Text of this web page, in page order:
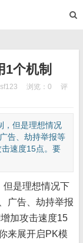
1个机制
浏览：0
评
但是理想情况
告、劫持举报等
速度15点。要
是理想情况下
广告、劫持举报
加攻击速度15
来展开启PK模